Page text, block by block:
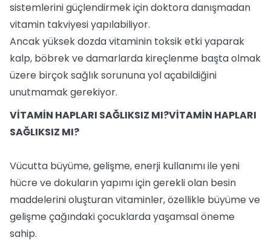
sistemlerini güçlendirmek için doktora danışmadan
vitamin takviyesi yapılabiliyor.
Ancak yüksek dozda vitaminin toksik etki yaparak
kalp, böbrek ve damarlarda kireçlenme başta olmak
üzere birçok sağlık sorununa yol açabildiğini
unutmamak gerekiyor.
VİTAMİN HAPLARI SAĞLIKSIZ MI?VİTAMİN HAPLARI
SAĞLIKSIZ MI?
Vücutta büyüme, gelişme, enerji kullanımı ile yeni
hücre ve dokuların yapımı için gerekli olan besin
maddelerini oluşturan vitaminler, özellikle büyüme ve
gelişme çağındaki çocuklarda yaşamsal öneme
sahip.